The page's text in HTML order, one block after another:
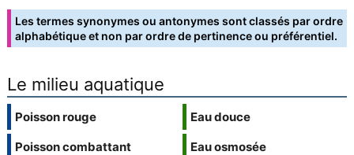
Les termes synonymes ou antonymes sont classés par ordre
alphabétique et non par ordre de pertinence ou préférentiel.
Le milieu aquatique
Poisson rouge
Poisson combattant
Eau douce
Eau osmosée